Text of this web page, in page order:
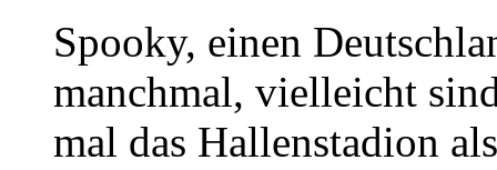
Spooky, einen
manchmal, vielleicht
mal das Hallenstadion